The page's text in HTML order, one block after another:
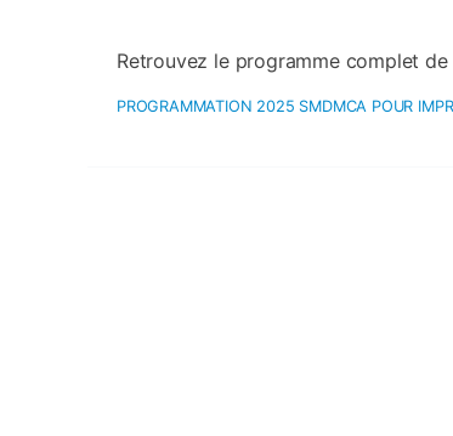
Retrouvez le programme complet
PROGRAMMATION 2025 SMDMCA POUR